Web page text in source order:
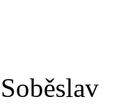
Soběslav